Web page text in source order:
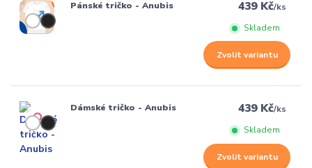
Pánské tričko - Anubis 439 Kč/ks
Skladem
Zvolit variantu
Dámské tričko - Anubis 439 Kč/ks
Skladem
Zvolit variantu